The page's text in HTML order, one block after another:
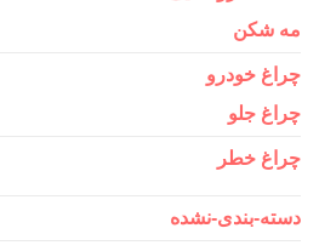
مه شکن
چراغ خودرو
چراغ جلو
چراغ خطر
دسته-بندی-نشده